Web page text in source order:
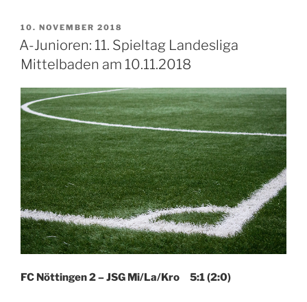
VERÖFFENTLICHT
AM
10. NOVEMBER 2018
A-Junioren: 11. Spieltag Landesliga
Mittelbaden am 10.11.2018
FC Nöttingen 2 – JSG Mi/La/Kro 5:1 (2:0)